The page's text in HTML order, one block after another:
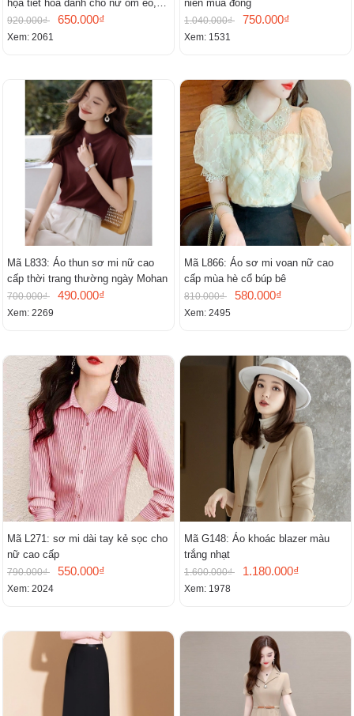
họa tiết hoa dành cho nữ ôm eo,
cổ chữ V, đầm midi tay ngắn thanh
lịch.
920.000₫ 650.000₫
Xem: 2061
niên mùa đông
1.040.000₫ 750.000₫
Xem: 1531
Mã L833: Áo thun sơ mi nữ cao
cấp thời trang thường ngày Mohan
700.000₫ 490.000₫
Xem: 2269
Mã L866: Áo sơ mi voan nữ cao
cấp mùa hè cổ búp bê
810.000₫ 580.000₫
Xem: 2495
Mã L271: sơ mi dài tay kẻ sọc cho
nữ cao cấp
790.000₫ 550.000₫
Xem: 2024
Mã G148: Áo khoác blazer màu
trắng nhạt
1.600.000₫ 1.180.000₫
Xem: 1978